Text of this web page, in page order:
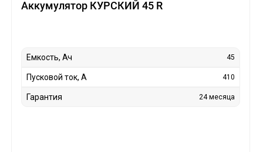
Аккумулятор КУРСКИЙ 45 R
Емкость, Ач 45
Пусковой ток, А 410
Гарантия 24 месяца